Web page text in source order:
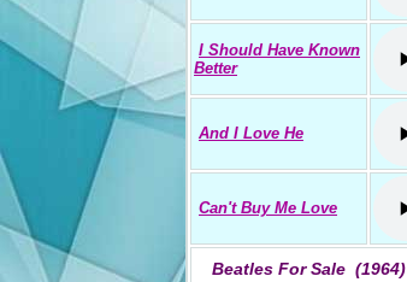
I Should Have Known
Better
And I Love He
Can't Buy Me Love
Beatles For Sale (1964)